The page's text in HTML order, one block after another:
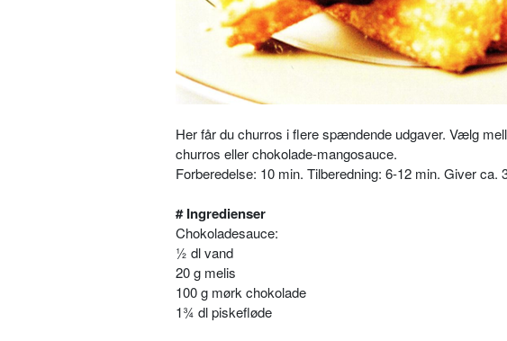
Her får du churros i flere spændende udgaver. Vælg
churros eller chokolade-mangosauce.
Forberedelse: 10 min. Tilberedning: 6-12 min. Giver ca.
# Ingredienser
Chokoladesauce:
½ dl vand
20 g melis
100 g mørk chokolade
1¾ dl piskefløde